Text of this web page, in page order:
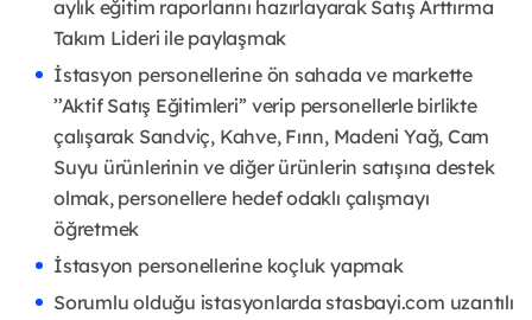
aylık eğitim raporlarını hazırlayarak Satış Arttırma
Takım Lideri ile paylaşmak
İstasyon personellerine ön sahada ve markette
’’Aktif Satış Eğitimleri’’ verip personellerle birlikte
çalışarak Sandviç, Kahve, Fırın, Madeni Yağ, Cam
Suyu ürünlerinin ve diğer ürünlerin satışına destek
olmak, personellere hedef odaklı çalışmayı
öğretmek
İstasyon personellerine koçluk yapmak
Sorumlu olduğu istasyonlarda stasbayi.com uzantılı